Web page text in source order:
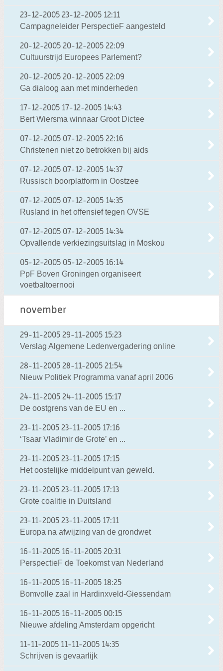
23-12-2005 23-12-2005 12:11
Campagneleider PerspectieF aangesteld
20-12-2005 20-12-2005 22:09
Cultuurstrijd Europees Parlement?
20-12-2005 20-12-2005 22:09
Ga dialoog aan met minderheden
17-12-2005 17-12-2005 14:43
Bert Wiersma winnaar Groot Dictee
07-12-2005 07-12-2005 22:16
Christenen niet zo betrokken bij aids
07-12-2005 07-12-2005 14:37
Russisch boorplatform in Oostzee
07-12-2005 07-12-2005 14:35
Rusland in het offensief tegen OVSE
07-12-2005 07-12-2005 14:34
Opvallende verkiezingsuitslag in Moskou
05-12-2005 05-12-2005 16:14
PpF Boven Groningen organiseert
voetbaltoernooi
november
29-11-2005 29-11-2005 15:23
Verslag Algemene Ledenvergadering online
28-11-2005 28-11-2005 21:54
Nieuw Politiek Programma vanaf april 2006
24-11-2005 24-11-2005 15:17
De oostgrens van de EU en ...
23-11-2005 23-11-2005 17:16
‘Tsaar Vladimir de Grote’ en ...
23-11-2005 23-11-2005 17:15
Het oostelijke middelpunt van geweld.
23-11-2005 23-11-2005 17:13
Grote coalitie in Duitsland
23-11-2005 23-11-2005 17:11
Europa na afwijzing van de grondwet
16-11-2005 16-11-2005 20:31
PerspectieF de Toekomst van Nederland
16-11-2005 16-11-2005 18:25
Bomvolle zaal in Hardinxveld-Giessendam
16-11-2005 16-11-2005 00:15
Nieuwe afdeling Amsterdam opgericht
11-11-2005 11-11-2005 14:35
Schrijven is gevaarlijk